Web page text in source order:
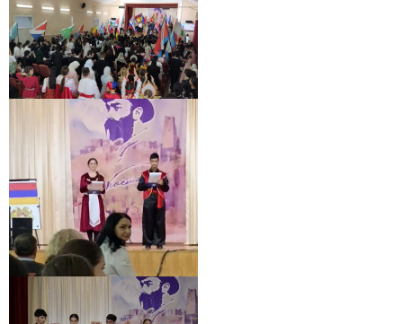
Имя
Телефон
Нажимая кнопку «Отправить», я даю согласие на обработку моих персональных
данных в соответствии с Федеральным законом от 27.07.2006 № 152-ФЗ «О
персональных данных», на условиях и для целей, определенных в
отношении обработки персональных данных.
Заполни данные о себе и отправь заявку.
В течение 15-20 минут с вами свяжется специалист
приемной комиссии, ответит на все вопросы и поможет
подобрать интересующую программу обучения.
Подготовь документы для поступления: паспорт, аттестат,
СНИЛС — подать документы можно онлайн или очно.